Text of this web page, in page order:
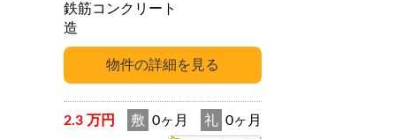
鉄筋コンクリート
造
2.3 万円 敷 0ヶ月 礼 0ヶ月